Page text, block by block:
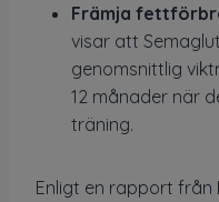
Främja
visar att
genomsnittlig
12 månader när
träning.
Enligt en rapport från